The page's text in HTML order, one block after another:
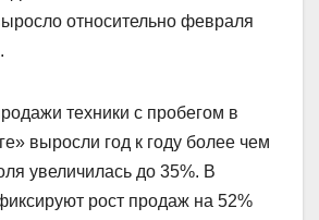
относительно февраля
техники с пробегом в
выросли год к году более чем
увеличилась до 35%. В
рост продаж на 52%